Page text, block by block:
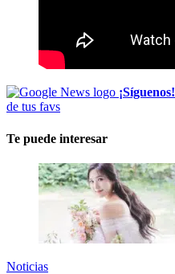
¡Síguenos!
de tus favs
Te puede interesar
Noticias